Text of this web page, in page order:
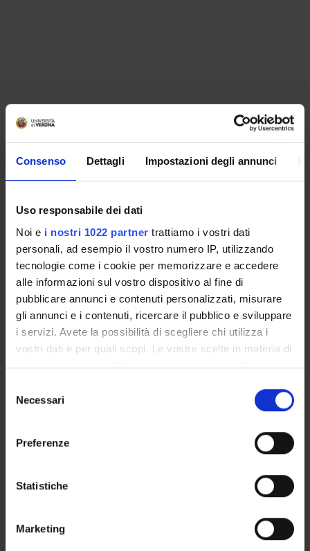
Consenso Dettagli Impostazioni degli annunci
Uso responsabile dei dati
Noi e i nostri 1022 partner trattiamo i vostri dati
personali, ad esempio il vostro numero IP, utilizzando
tecnologie come i cookie per memorizzare e accedere
alle informazioni sul vostro dispositivo al fine di
pubblicare annunci e contenuti personalizzati, misurare
gli annunci e i contenuti, ricercare il pubblico e sviluppare
i servizi. Avete la possibilità di scegliere chi utilizza i
vostri dati e per quali scopi. Le vostre scelte in materia di
privacy sono applicabili solo su questa proprietà digitale
modificare o revocare il proprio consenso in qualsiasi
momento dalla Dichiarazione sui cookie o facendo clic
raccogliere informazioni sulla tua posizione
geografica, con un'approssimazione di qualche
Identificare il tuo dispositivo, scansionandolo
delNecessari
Preferenze
Statistiche
Marketing
GOVERNANCE
SERVIZI DI SEGRETERIA STUDENTI
STRUTTURE DEL DIPARTIMENTO
LABORATORI DI RICERCA
CENTRI DI RICERCA
Contatti
Luoghi